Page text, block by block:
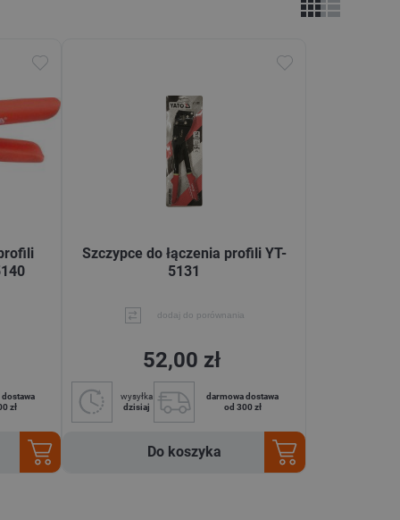
zł
Szczypce do łączenia profili YT-
5131
dodaj do porównania
52,00 zł
wysyłka
dzisiaj
darmowa dostawa
od 300 zł
Do koszyka